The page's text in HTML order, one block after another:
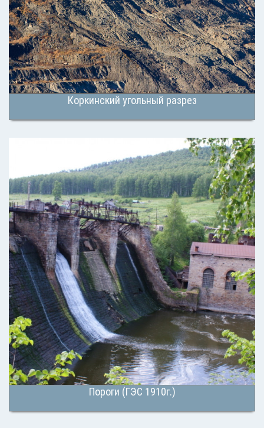
Коркинский угольный разрез
Пороги (ГЭС 1910г.)